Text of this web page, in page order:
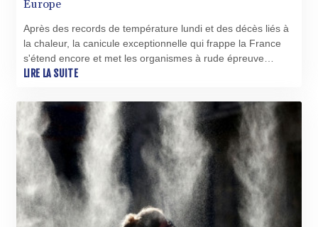
XCG 2.081125
XDR 0.815219
XOF 655.495238
ZAR 18.707811
ZMK 10391.663406
ZMW 21.598785
ZWL 371.739428
Europe
Après des records de température lundi et des décès liés à
la chaleur, la canicule exceptionnelle qui frappe la France
s'étend encore et met les organismes à rude épreuve
mardi, jour qui pourrait faire date au Royaume-Uni avec une
mois de juin.
LIRE LA SUITE